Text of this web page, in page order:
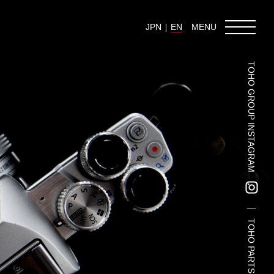
JPN EN MENU
TOHO Group Recruitment Information
TOHO Group News
TOHO Column
Contact Us
TOHO GROUP INSTAGRAM